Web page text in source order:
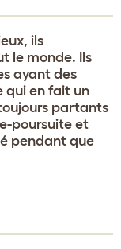
ils
le monde. Ils
ayant des
qui en fait un
partants
poursuite et
pendant que